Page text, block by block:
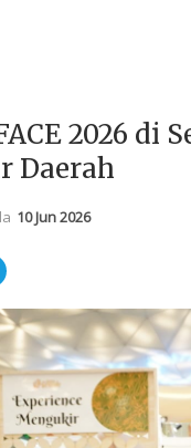
2026
Daerah
10 Jun 2026